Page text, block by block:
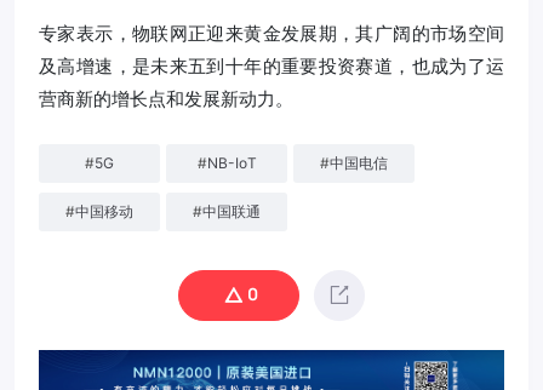
专家表示，物联网正迎来黄金发展期，其广阔的市场空间
及高增速，是未来五到十年的重要投资赛道，也成为了运
营商新的增长点和发展新动力。
#5G #NB-IoT #中国电信
#中国移动 #中国联通
0